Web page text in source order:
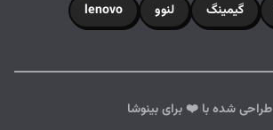
گیمینگ لنوو lenovo
طراحی شده با ❤️ برای بینوشا